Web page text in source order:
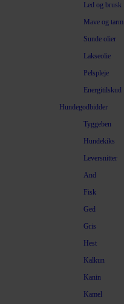
Led og brusk
Mave og tarm
Sunde olier
Lakseolie
Pelspleje
Energitilskud
Hundegodbidder
Tyggeben
Hundekiks
Leversnitter
And
Fisk
Ged
Gris
Hest
Kalkun
Kanin
Kamel